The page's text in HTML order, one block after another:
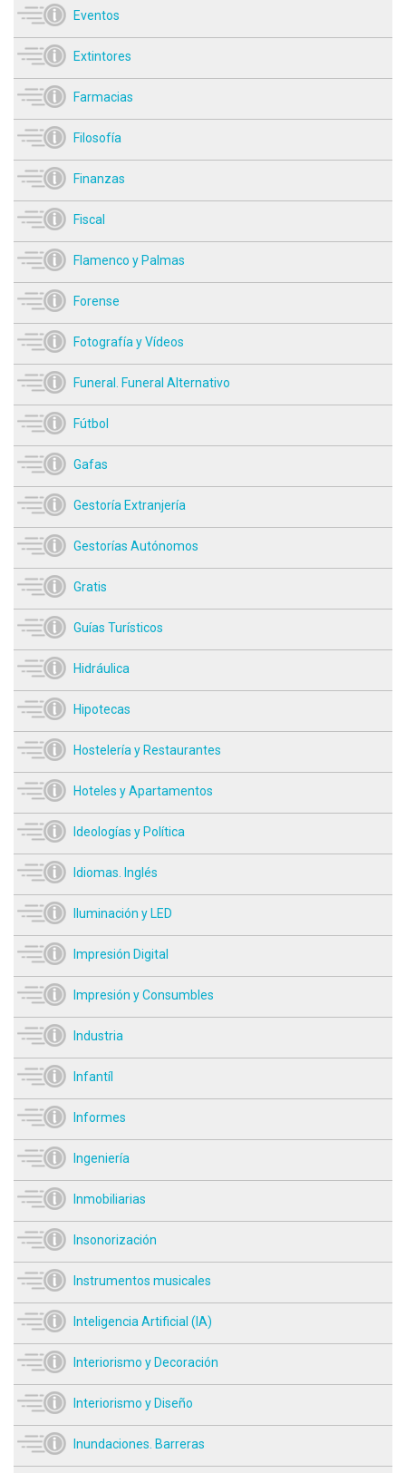
Eventos
Extintores
Farmacias
Filosofía
Finanzas
Fiscal
Flamenco y Palmas
Forense
Fotografía y Vídeos
Funeral. Funeral Alternativo
Fútbol
Gafas
Gestoría Extranjería
Gestorías Autónomos
Gratis
Guías Turísticos
Hidráulica
Hipotecas
Hostelería y Restaurantes
Hoteles y Apartamentos
Ideologías y Política
Idiomas. Inglés
Iluminación y LED
Impresión Digital
Impresión y Consumbles
Industria
Infantíl
Informes
Ingeniería
Inmobiliarias
Insonorización
Instrumentos musicales
Inteligencia Artificial (IA)
Interiorismo y Decoración
Interiorismo y Diseño
Inundaciones. Barreras